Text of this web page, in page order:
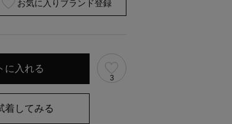
お気に入りブランド登録
3